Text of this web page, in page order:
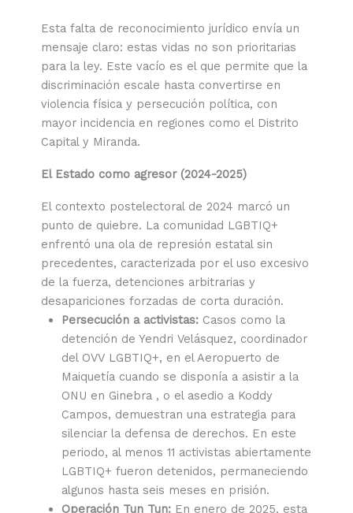
Esta falta de reconocimiento jurídico envía un
mensaje claro: estas vidas no son prioritarias
para la ley. Este vacío es el que permite que la
discriminación escale hasta convertirse en
violencia física y persecución política, con
mayor incidencia en regiones como el Distrito
Capital y Miranda.
El Estado como agresor (2024-2025)
El contexto postelectoral de 2024 marcó un
punto de quiebre. La comunidad LGBTIQ+
enfrentó una ola de represión estatal sin
precedentes, caracterizada por el uso excesivo
de la fuerza, detenciones arbitrarias y
desapariciones forzadas de corta duración.
Persecución a activistas: Casos como la
detención de Yendri Velásquez, coordinador
del OVV LGBTIQ+, en el Aeropuerto de
Maiquetía cuando se disponía a asistir a la
ONU en Ginebra , o el asedio a Koddy
Campos, demuestran una estrategia para
silenciar la defensa de derechos. En este
periodo, al menos 11 activistas abiertamente
LGBTIQ+ fueron detenidos, permaneciendo
algunos hasta seis meses en prisión.
Operación Tun Tun: En enero de 2025, esta